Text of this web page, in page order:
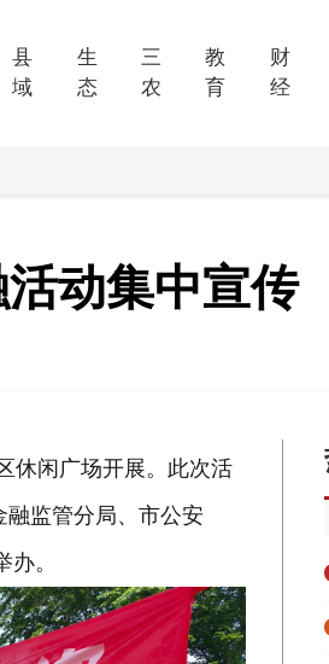
县
域
生
态
三
农
教
育
财
经
动集中宣传
休闲广场开展。此次活
监管分局、市公安
。